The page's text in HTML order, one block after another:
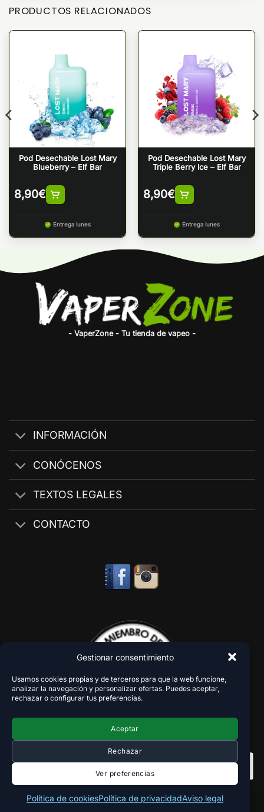
Gestionar consentimiento
Usamos cookies propias y de terceros para que la web funcione,
analizar la navegación y personalizar ofertas. Puedes aceptar,
rechazar o configurar tus preferencias.
Aceptar
Rechazar
Ver preferencias
Política de cookiesPolítica de privacidadAviso legal
PRODUCTOS RELACIONADOS
Pod Desechable Lost Mary
Blueberry – Elf Bar
8,90€
Entrega lunes
Pod Desechable Lost Mary
Triple Berry Ice – Elf Bar
8,90€
Entrega lunes
- VaperZone - Tu tienda de vapeo -
INFORMACIÓN
CONÓCENOS
TEXTOS LEGALES
CONTACTO
Copyright 2018-2026 - VaperZone ®